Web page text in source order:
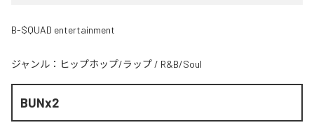
B-$QUAD entertainment
ジャンル： ヒップホップ/ラップ / R&B/Soul
BUNx2